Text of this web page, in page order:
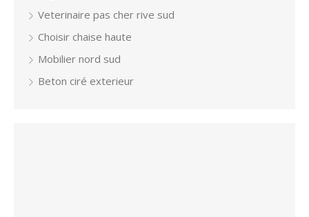
Veterinaire pas cher rive sud
Choisir chaise haute
Mobilier nord sud
Beton ciré exterieur